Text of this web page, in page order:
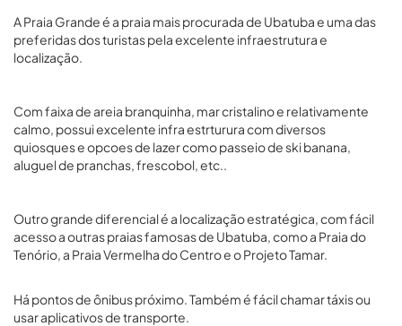
A Praia Grande é a praia mais procurada de Ubatuba e uma das
preferidas dos turistas pela excelente infraestrutura e
localização.
Com faixa de areia branquinha, mar cristalino e relativamente
calmo, possui excelente infra estrturura com diversos
quiosques e opcoes de lazer como passeio de ski banana,
aluguel de pranchas, frescobol, etc..
Outro grande diferencial é a localização estratégica, com fácil
acesso a outras praias famosas de Ubatuba, como a Praia do
Tenório, a Praia Vermelha do Centro e o Projeto Tamar.
Há pontos de ônibus próximo. Também é fácil chamar táxis ou
usar aplicativos de transporte.